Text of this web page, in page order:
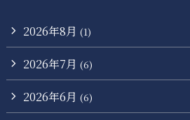
2026年8月 (1)
2026年7月 (6)
2026年6月 (6)